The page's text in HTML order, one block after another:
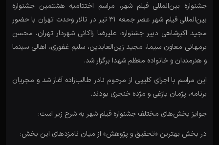
جشنواره بین‌المللی فیلم شهر، مراسم اختتامیه هشتمین جشنواره
بین‌المللی فیلم شهر عصر جمعه ۳۱ تیر در تالار وحدت تهران با حضور
مجید اکبرشاهی دبیر جشنواره، علیرضا زاکانی شهردار تهران، محسن
برمهانی معاون سیما، مجید زین‌العابدین، سلیم غفوری، اهالی سینما
و هنرمندان و خانواده معظم شهدا برگزار شد.
این مراسم با اجرای کلیپی از مرحوم نادر طالب‌زاده آغاز شد و مجریان
برنامه، پژمان بازغی و مژده خنجری بودند.
جوایز بخش‌های مختلف جشنواره فیلم شهر به شرح زیر است:
در بخش بهترین «تحقیق و پژوهش» از میان نامزدهای این بخش: